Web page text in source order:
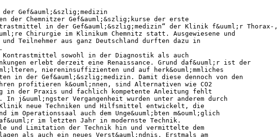
Gef&auml;&szlig;medizin
der Chemnitzer Gef&auml;&szlig;kurse der erste
in der Gef&auml;&szlig;medizin“ der Klinik f&uuml;r Thorax-,
Chirurgie im Klinikum Chemnitz statt. Ausgewiesene und
Teilnehmer aus ganz Deutschland durften dazu in
Kontrastmittel sowohl in der Diagnostik als auch
erlebt derzeit eine Renaissance. Grund daf&uuml;r ist der
niereninsuffizienten und auf herk&ouml;mmliches
in der Gef&auml;&szlig;medizin. Damit diese dennoch von den
profitieren k&ouml;nnen, sind Alternativen wie CO2
in der Praxis und fachlich kompetente Anleitung fehlt
In j&uuml;ngster Vergangenheit wurden unter anderem durch
neue Techniken und Hilfsmittel entwickelt, die
im Operationssaal auch dem Unge&uuml;bten m&ouml;glich
im letzten Jahr in modernste Technik.
und Limitation der Technik hin und vermittelte dem
als auch ein neues Verst&auml;ndnis. Erstmals am